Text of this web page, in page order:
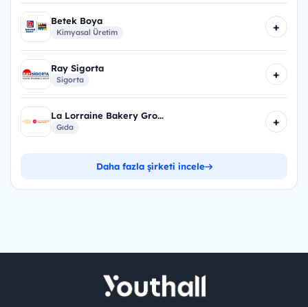
Betek Boya
Kimyasal Üretim +
Ray Sigorta
Sigorta +
La Lorraine Bakery Gro...
Gıda +
Daha fazla şirketi incele